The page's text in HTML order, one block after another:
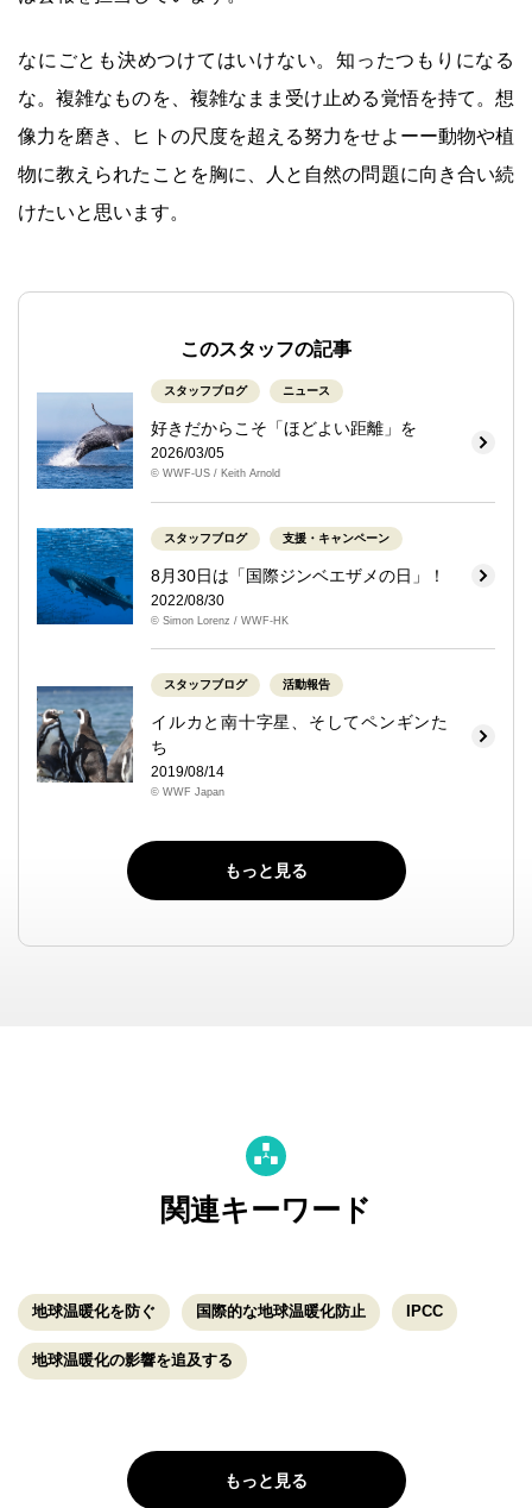
なにごとも決めつけてはいけない。知ったつもりになる
な。複雑なものを、複雑なまま受け止める覚悟を持て。想
像力を磨き、ヒトの尺度を超える努力をせよーー動物や植
物に教えられたことを胸に、人と自然の問題に向き合い続
けたいと思います。
このスタッフの記事
スタッフブログ ニュース
好きだからこそ「ほどよい距離」を
2026/03/05
© WWF-US / Keith Arnold
スタッフブログ 支援・キャンペーン
8月30日は「国際ジンベエザメの日」！
2022/08/30
© Simon Lorenz / WWF-HK
スタッフブログ 活動報告
イルカと南十字星、そしてペンギンた
ち
2019/08/14
© WWF Japan
もっと見る
関連キーワード
地球温暖化を防ぐ 国際的な地球温暖化防止 IPCC
地球温暖化の影響を追及する
もっと見る